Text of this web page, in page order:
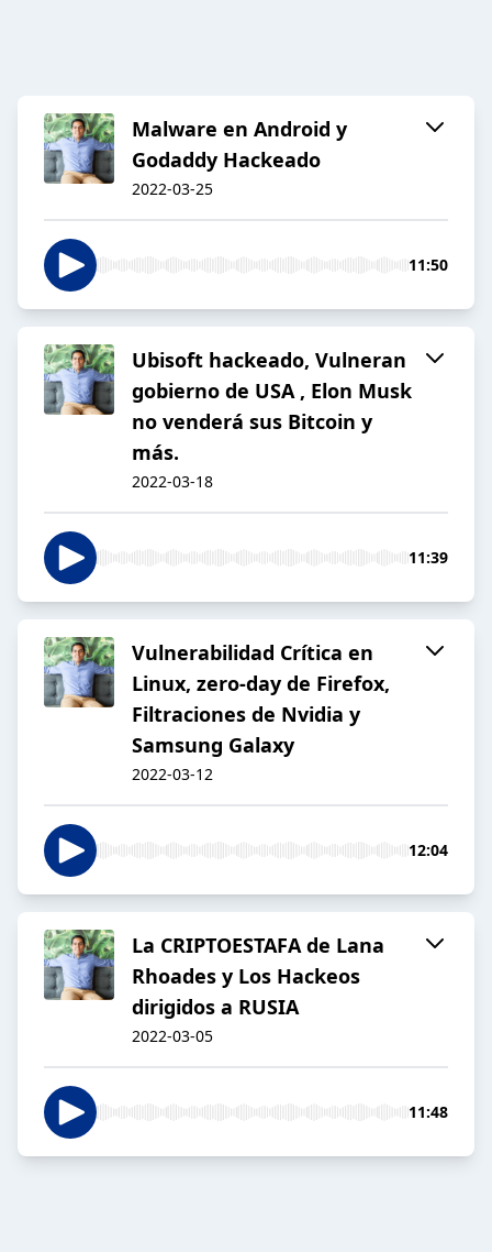
Malware en Android y
Godaddy Hackeado
2022-03-25
11:50
Ubisoft hackeado, Vulneran
gobierno de USA , Elon Musk
no venderá sus Bitcoin y
más.
2022-03-18
11:39
Vulnerabilidad Crítica en
Linux, zero-day de Firefox,
Filtraciones de Nvidia y
Samsung Galaxy
2022-03-12
12:04
La CRIPTOESTAFA de Lana
Rhoades y Los Hackeos
dirigidos a RUSIA
2022-03-05
11:48